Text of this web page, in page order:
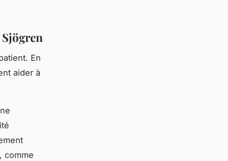
En
aider à
comme